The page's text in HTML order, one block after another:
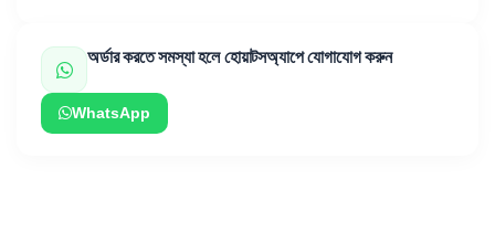
অর্ডার করতে সমস্যা হলে হোয়াটসঅ্যাপে যোগাযোগ করুন
WhatsApp